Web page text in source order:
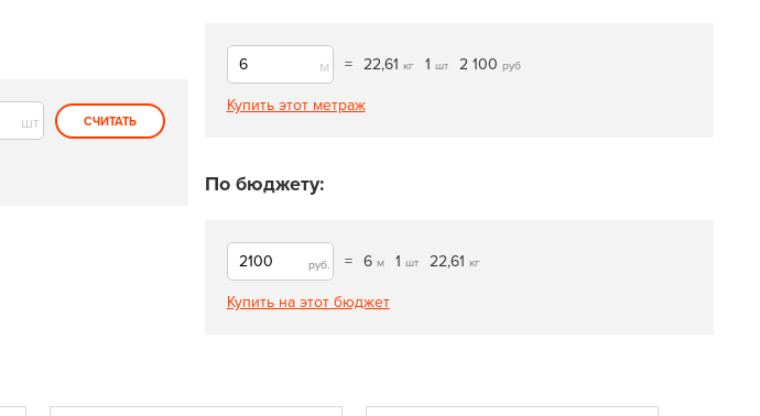
шт СЧИТАТЬ
м = 22,61 кг 1 шт 2 100 руб
Купить этот метраж
По бюджету:
руб. = 6 м 1 шт 22,61 кг
Купить на этот бюджет